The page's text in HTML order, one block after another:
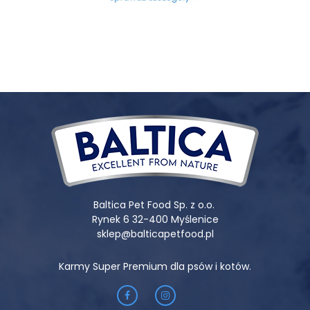
(gruszka 5%, porzeczka, malina), pulpa buraczana,
minerały, zioła (ostropest plamisty, mięta, koper włoski),
kompleks wspierający stawy (MSM (0,05%), siarczan
glukozaminy (0,03%), siarczan chondroityny (0,015%)),
tauryna (0,05%), kompleks omega 3 i 6, MOS
(mannanooligosacharydy), FOS (fruktooligosacharydy).
Składniki analityczne: Białko surowe 27%, Tłuszcz surowy
16%, Włókno surowe 3,5%, Popiół surowy 8%, Wapń (Ca)
1,7%, Fosfor (P) 1,4%
Energia metaboliczna:
3694 kcal/kg
Dodatki dietetyczne/kg:
witamina A (3a672a) 18000 j.m.,
witamina D3 (3a671) 1200 j.m., witamina E (3a700) 100 mg,
Baltica Pet Food Sp. z o.o.
Rynek 6 32-400 Myślenice
sklep@balticapetfood.pl
Karmy Super Premium dla psów i kotów.